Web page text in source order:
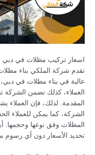
اسعار تركيب مظلات في دبي
تقدم شركة الملكي بناء
عالية في بناء مظلات في
العملاء، كذلك تضمن الشركة
المقدمة. لذلك، فإن العملاء
الشركة، كما يمكن للعملاء
المظلات وفق نوعها وحجمها.
تحديد الأسعار دون أي رسوم